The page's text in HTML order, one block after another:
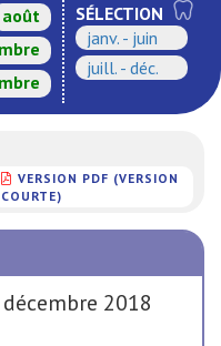
août
SÉLECTION
janv. - juin
juill. - déc.
VERSION PDF (VERSION
COURTE)
2018